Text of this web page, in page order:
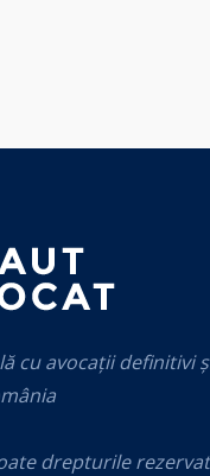
cu avocații definitivi
drepturile